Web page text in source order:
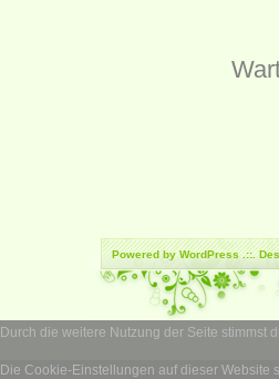
Powered byWordPress.::.
Durch die weitere Nutzung der Seite stimmst
Die Cookie-Einstellungen auf dieser Website